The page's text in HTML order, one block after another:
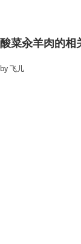
酸菜汆羊肉的相
by飞儿